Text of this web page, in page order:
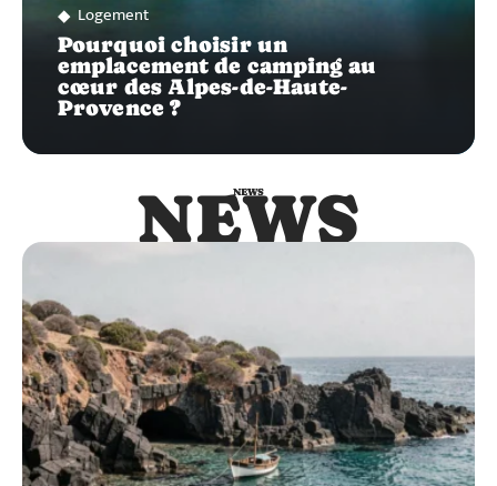
Logement
Pourquoi choisir un
emplacement de camping au
cœur des Alpes-de-Haute-
Provence ?
NEWS
NEWS